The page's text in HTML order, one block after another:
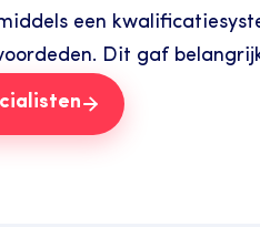
een
Dit gaf